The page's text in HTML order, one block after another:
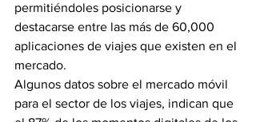
permitiéndoles posicionarse y
destacarse entre las más de 60,000
aplicaciones de viajes que existen en el
mercado.
Algunos datos sobre el mercado móvil
para el sector de los viajes, indican que